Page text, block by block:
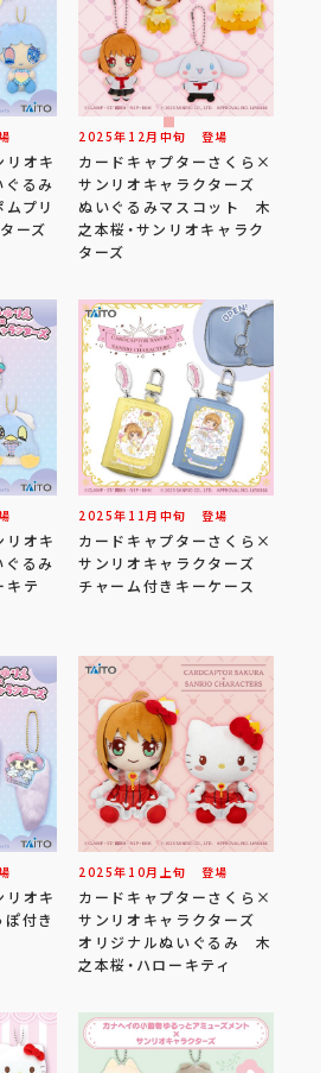
オキ
るみ
プリ
ーズ
2025年 12 月 中旬 登場
カードキャプターさくら×
サンリオキャラクターズ
ぬいぐるみマスコット 木
之本桜・サンリオキャラク
ターズ
オキ
るみ
テ
2025年 11 月 中旬 登場
カードキャプターさくら×
サンリオキャラクターズ
チャーム付きキーケース
オキ
付き
2025年 10月 上旬 登場
カードキャプターさくら×
サンリオキャラクターズ
オリジナルぬいぐるみ 木
之本桜・ハローキティ